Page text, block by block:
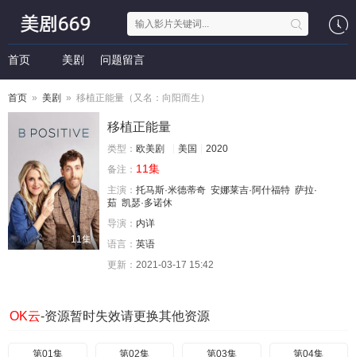
首页 美剧 问题留言
首页 » 美剧 » 移植正能量（又名：向阳而生）
11集
移植正能量
类型： 欧美剧 美国
2020
备注： 11集
主演： 托马斯·米德蒂奇 安娜莱吉·阿什福特 萨拉·
茹 凯瑟·多诺休
导演： 内详
语言： 英语
更新： 2021-03-17 15:42
OK云-资源暂时失效请更换其他资源
第01集 第02集 第03集 第04集